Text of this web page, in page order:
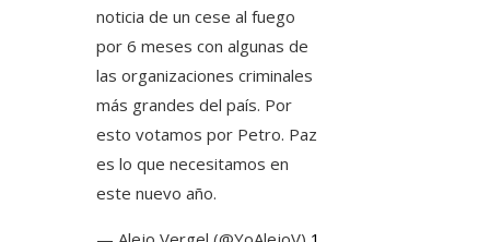
noticia de un cese al fuego
por 6 meses con algunas de
las organizaciones criminales
más grandes del país. Por
esto votamos por Petro. Paz
es lo que necesitamos en
este nuevo año.